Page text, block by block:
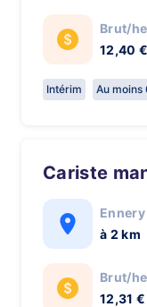
Brut/
12,40 €
Intérim Au moins
cariste
Ennery
à 2 km
Brut/
12,31 €